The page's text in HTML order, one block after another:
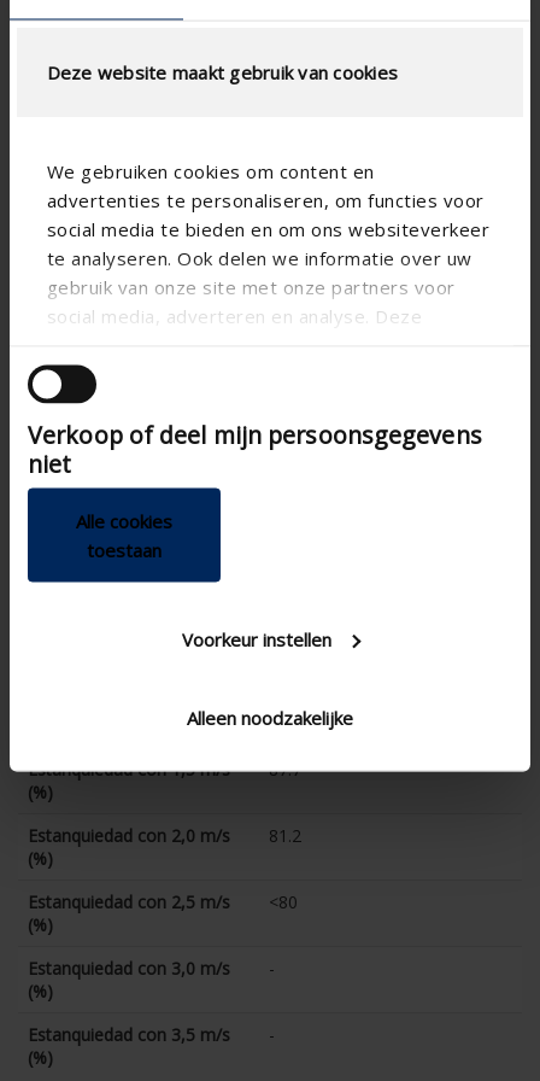
Deze website maakt gebruik van cookies
We gebruiken cookies om content en
advertenties te personaliseren, om functies voor
social media te bieden en om ons websiteverkeer
te analyseren. Ook delen we informatie over uw
gebruik van onze site met onze partners voor
social media, adverteren en analyse. Deze
andere informatie die u aan ze heeft verstrekt of
die ze hebben verzameld op basis van uw gebruik
van hun services.
Verkoop of deel mijn persoonsgegevens
niet
Alle cookies
toestaan
Voorkeur instellen
Alleen noodzakelijke
Escalón de lamas (mm)
120
technical.ip_klasse
-
Profundidad total (mm)
Factor-K ( expulsion)
Coëficiente CE
Coëficiente CD
Estanquiedad con 0,5 m/s
91.8
Estanquiedad con 1,5 m/s
(%)
87.7
Estanquiedad con 2,0 m/s
(%)
81.2
Estanquiedad con 2,5 m/s
(%)
<80
Estanquiedad con 3,0 m/s
(%)
-
Estanquiedad con 3,5 m/s
(%)
-